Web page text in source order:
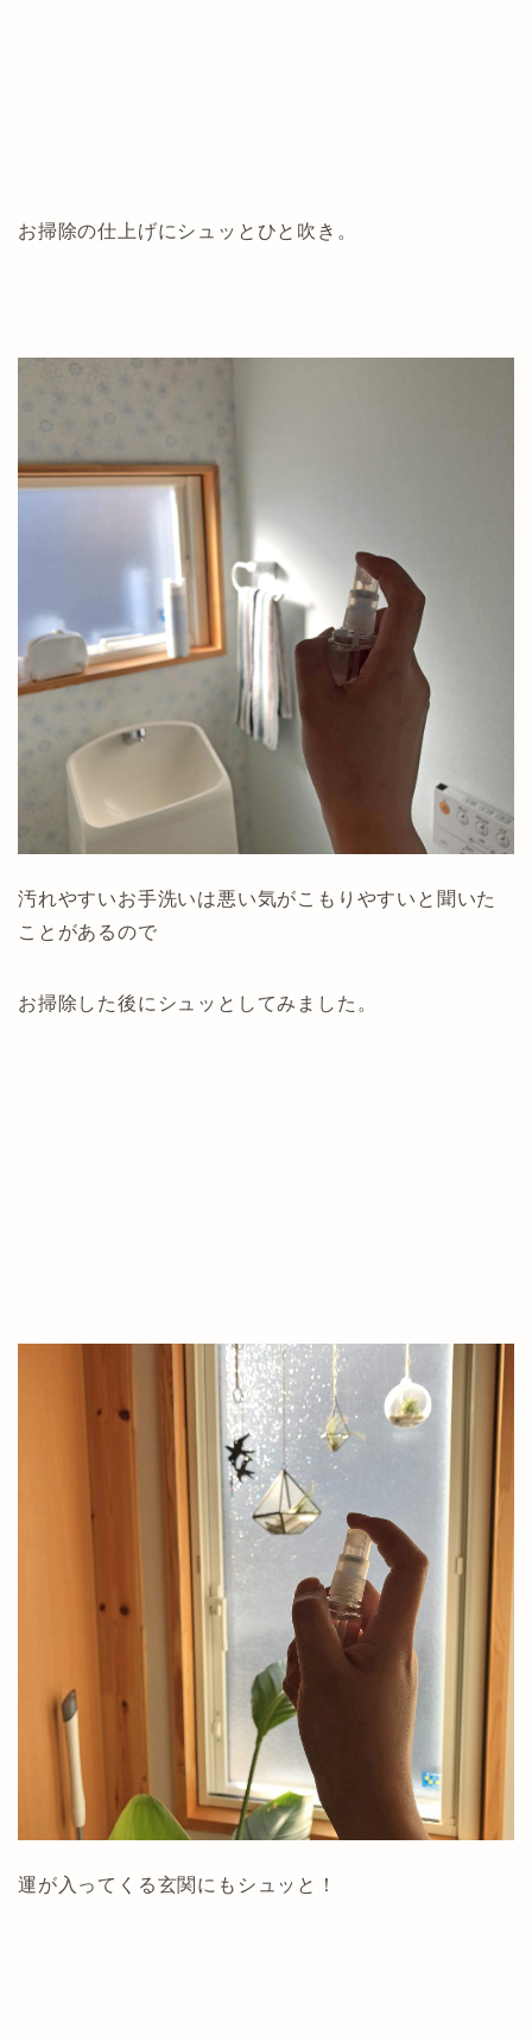
お掃除の仕上げにシュッとひと吹き。
汚れやすいお手洗いは悪い気がこもりやすいと聞いた
ことがあるので
お掃除した後にシュッとしてみました。
運が入ってくる玄関にもシュッと！